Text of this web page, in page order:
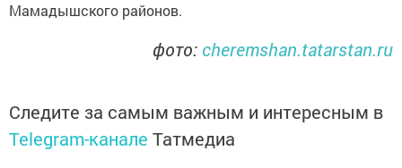
Мамадышского районов.
фото: cheremshan.tatarstan.ru
Следите за самым важным и интересным в
Telegram-канале Татмедиа